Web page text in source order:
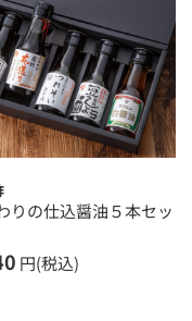
りの仕込醤油５本セッ
円(税込)